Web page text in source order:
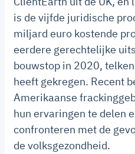
is de vijfde juridische
miljard euro kostende
eerdere gerechtelijke
bouwstop in 2020,
heeft gekregen. Recent
Amerikaanse
hun ervaringen te delen
confronteren met de
de volksgezondheid.